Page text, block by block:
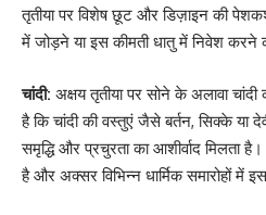
तृतीया पर विशेष छूट और डिज़ाइन की
में जोड़ने या इस कीमती धातु में निवेश करने
चांदी: अक्षय तृतीया पर सोने के अलावा चांदी
है कि चांदी की वस्तुएं जैसे बर्तन, सिक्के या
समृद्धि और प्रचुरता का आशीर्वाद मिलता
है और अक्सर विभिन्न धार्मिक समारोहों में